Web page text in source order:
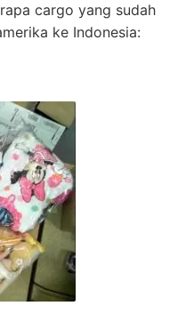
cargo yang sudah
ke Indonesia: